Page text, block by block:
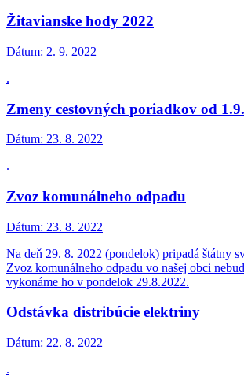
Žitavianske hody 2022
Dátum: 2. 9. 2022
.
Zmeny cestovných poriadkov od
Dátum: 23. 8. 2022
.
Zvoz komunálneho odpadu
Dátum: 23. 8. 2022
Na deň 29. 8. 2022 (pondelok) pripadá štátny
Zvoz komunálneho odpadu vo našej obci
vykonáme ho v pondelok 29.8.2022.
Odstávka distribúcie elektriny
Dátum: 22. 8. 2022
.